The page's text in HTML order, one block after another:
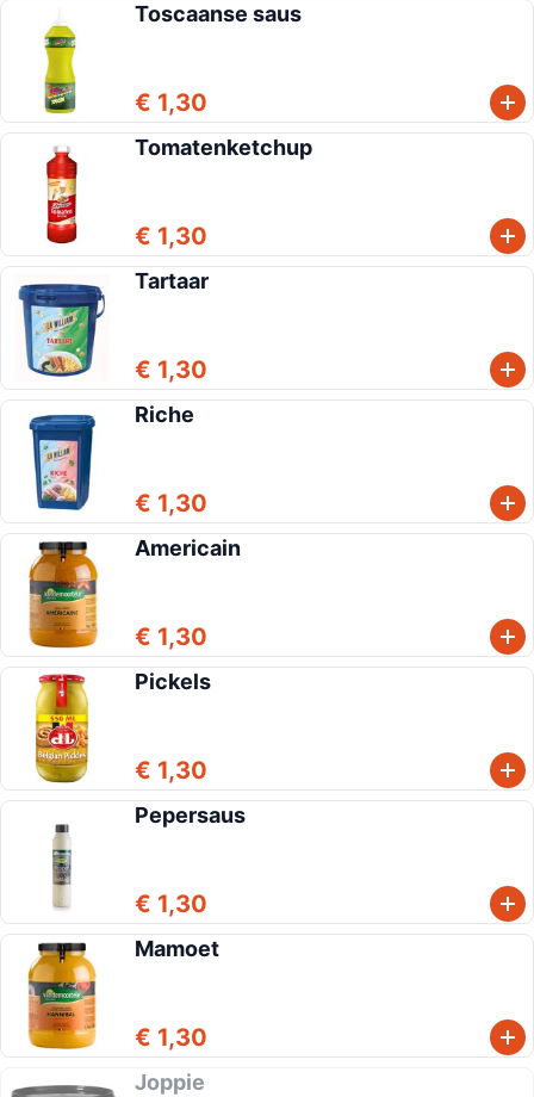
Toscaanse saus
€ 1,30
Tomatenketchup
€ 1,30
Tartaar
€ 1,30
Riche
€ 1,30
Americain
€ 1,30
Pickels
€ 1,30
Pepersaus
€ 1,30
Mamoet
€ 1,30
Joppie